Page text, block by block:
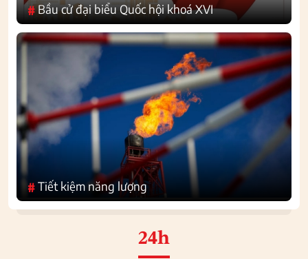
#Bầu cử đại biểu Quốc hội khoá XVI
#Tiết kiệm năng lượng
24h